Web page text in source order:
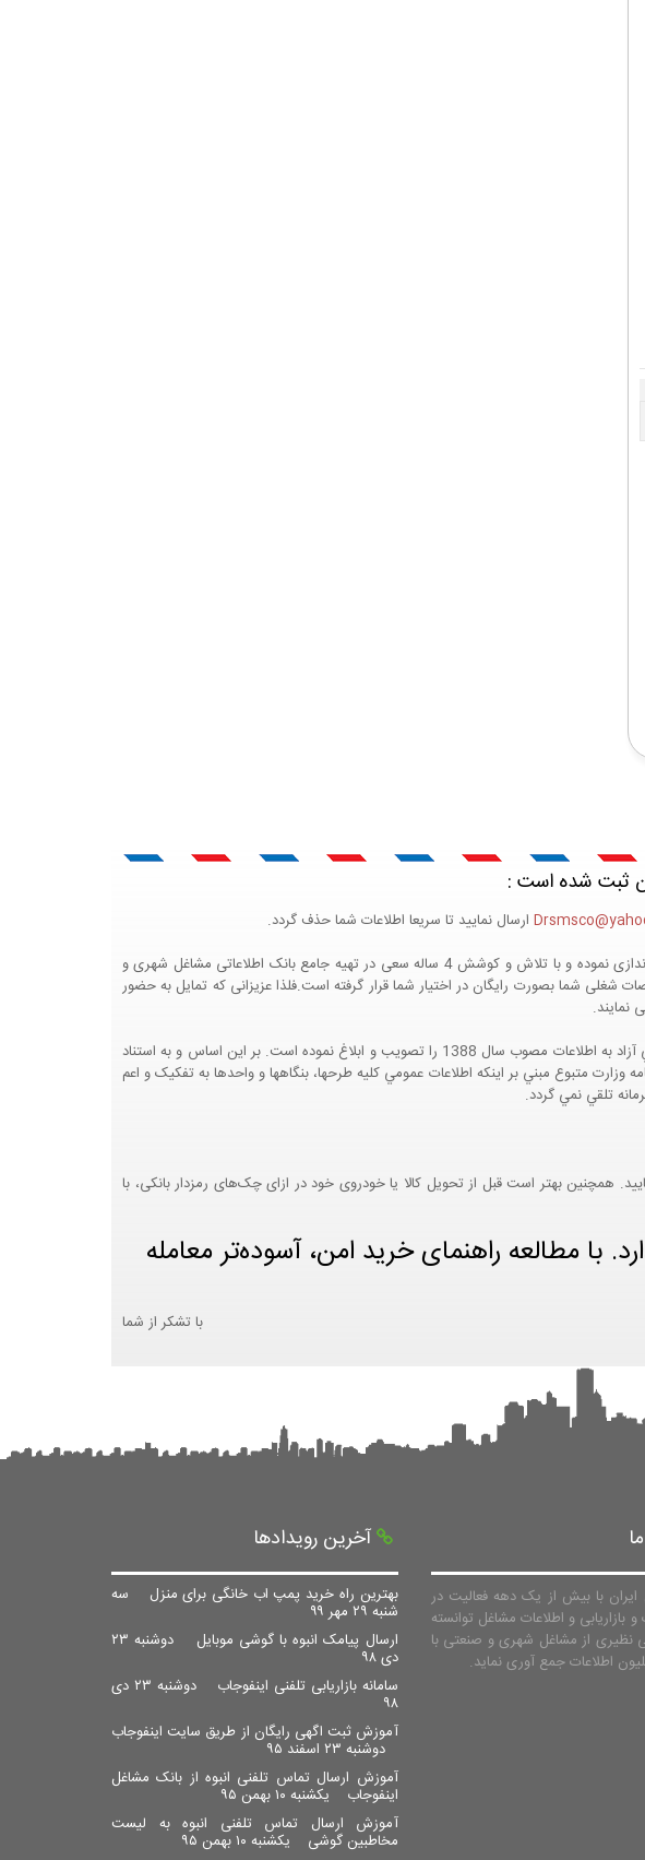
ثبت شده است :
ارسال نمایید تا سریعا اطلاعات شما حذف گردد.
پرتال مشاغل ایران در جهت رشد فرهنگ بازاریابی و کمک به جامعه بازاریابی و اقتصاد کشور عزیزمان این وب سایت را راه اندازی نموده و با تلاش و کوشش 4 ساله سعی در تهیه جامع بانک اطلاعاتی مشاغل شهری و
شما بصورت رایگان در اختیار شما قرار گرفته است.فلذا عزیزانی که تمایل به حضور
نمایند.
هيئت محترم دولت طي مصوبه شماره 99517/ت49016 ه مورخ 01/09/1393، آيين نامه اجرايي قانون انتشار و دسترسي آزاد به اطلاعات مصوب سال 1388 را تصويب و ابلاغ نموده است. بر اين اساس و به استناد
نامه شماره 111321/60 مورخ 18/05/1394 معاونت محترم طرح و برنامه وزارت متبوع مبني بر اينکه اطلاعات عمومي کليه طرحها، بنگاهها و واحدها به تفکيک و اعم
تلقي نمي گردد.
همچنین بهتر است قبل از تحویل کالا یا خودروی خود در ازای چک‌های رمزدار بانکی، با
با مطالعه راهنمای خرید امن، آسوده‌تر معامله
با تشکر از شما
ایران با بیش از یک دهه فعالیت در
و بازاریابی و اطلاعات مشاغل توانسته
نظیری از مشاغل شهری و صنعتی با
آخرین رویدادها
بهترین راه خرید پمپ اب خانگی برای منزل سه
شنبه ۲۹ مهر ۹۹
ارسال پیامک انبوه با گوشی موبایل
دوشنبه ۲۳
دی ۹۸
سامانه بازاریابی تلفنی اینفوجاب
دوشنبه ۲۳ دی
۹۸
آموزش ثبت اگهی رایگان از طریق سایت اینفوجاب
دوشنبه ۲۳ اسفند ۹۵
آموزش ارسال تماس تلفنی انبوه از بانک مشاغل
اینفوجاب یکشنبه ۱۰ بهمن ۹۵
آموزش ارسال تماس تلفنی انبوه به لیست
مخاطبین گوشی یکشنبه ۱۰ بهمن ۹۵